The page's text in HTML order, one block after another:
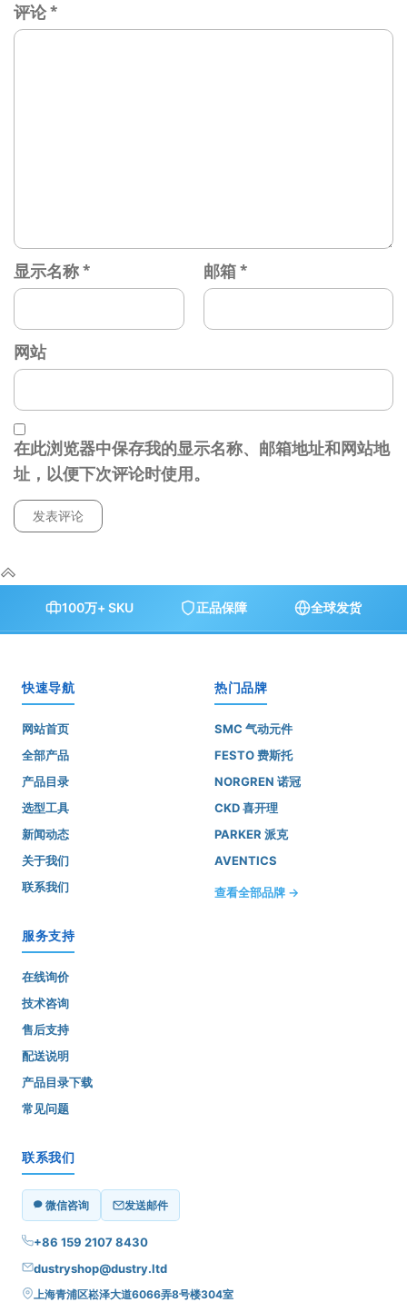
评论*
显示名称* 邮箱*
网站
在此浏览器中保存我的显示名称、邮箱地址和网站地
址，以便下次评论时使用。
100万+ SKU 正品保障 全球发货
快速导航
网站首页
全部产品
产品目录
选型工具
新闻动态
关于我们
联系我们
热门品牌
SMC 气动元件
FESTO 费斯托
NORGREN 诺冠
CKD 喜开理
PARKER 派克
AVENTICS
查看全部品牌 →
服务支持
在线询价
技术咨询
售后支持
配送说明
产品目录下载
常见问题
联系我们
微信咨询 发送邮件
+86 159 2107 8430
dustryshop@dustry.ltd
上海青浦区崧泽大道6066弄8号楼304室